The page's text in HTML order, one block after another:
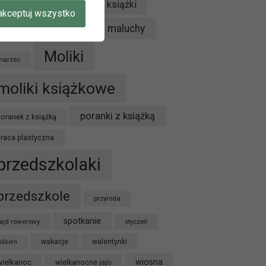
książki
Puchatek luty maluchy
Moliki
książkowe
z książką poranki z książką
plastyczna
przyroda
rowerowy spotkanie styczeń
wakacje walentynki
wielkanocne jajo wiosna
W
wszystko